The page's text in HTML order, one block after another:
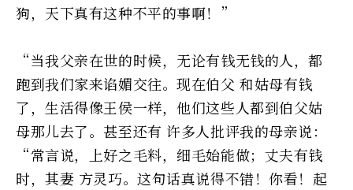
狗，天下真有这种不平的事啊！”
“当我父亲在世的时候，无论有钱无钱的人，都
跑到我们家来谄媚交往。现在伯父 和姑母有钱
了，生活得像王侯一样，他们这些人都到伯父姑
母那儿去了。甚至还有 许多人批评我的母亲说：
“常言说，上好之毛料，细毛始能做；丈夫有钱
时，其妻 方灵巧。这句话真说得不错！你看！起